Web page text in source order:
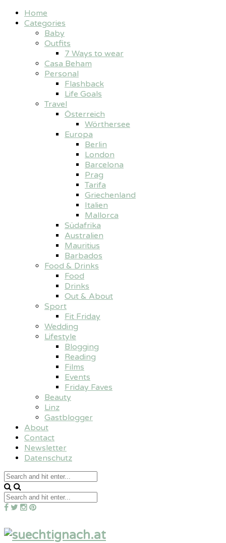
Home
Categories
Baby
Outfits
7 Ways to wear
Casa Beham
Personal
Flashback
Life Goals
Travel
Österreich
Wörthersee
Europa
Berlin
London
Barcelona
Prag
Tarifa
Griechenland
Italien
Mallorca
Südafrika
Australien
Mauritius
Barbados
Food & Drinks
Food
Drinks
Out & About
Sport
Fit Friday
Wedding
Lifestyle
Blogging
Reading
Films
Events
Friday Faves
Beauty
Linz
Gastblogger
About
Contact
Newsletter
Datenschutz